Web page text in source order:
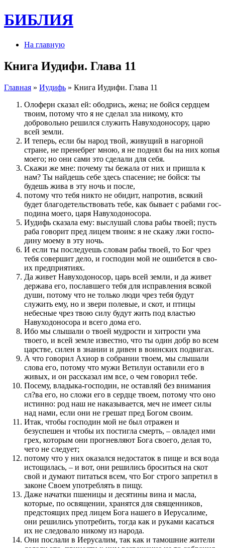
БИБЛИЯ
На главную
Книга Иудифи. Глава 11
Главная » Иудифь » Книга Иудифи. Глава 11
Олоферн сказал ей: ободрись, жена; не бойся сердцем
тво­им, по­тому что я не сделал зла никому, кто
добровольно решил­ся служить Навуходоносору, царю
всей земли.
И теперь, если бы народ твой, живущий в нагорной
стране, не пре­небрег мною, я не поднял бы на них копья
моего; но они сами это сделали для себя.
Скажи же мне: по­чему ты бежала от них и при­шла к
нам? Ты найдешь себе здесь спасе­ние; не бойся: ты
будешь жива в эту ночь и по­сле,
потому что тебя никто не обидит, напротив, всякий
будет бла­го­де­тель­ство­вать тебе, как бывает с рабами го­с­
по­дина моего, царя Навуходоносора.
Иудифь сказала ему: выслушай слова рабы твоей; пусть
раба говорит пред лицем тво­им: я не скажу лжи го­с­по­
дину моему в эту ночь.
И если ты по­следуешь словам рабы твоей, то Бог чрез
тебя совершит дело, и го­с­по­дин мой не ошибет­ся в сво­
их пред­приятиях.
Да живет Навуходоносор, царь всей земли, и да живет
держава его, по­слав­шего тебя для исправле­ния всякой
души, по­тому что не только люди чрез тебя будут
служить ему, но и звери по­левые, и скот, и птицы
небесные чрез твою силу будут жить под властью
Навуходоносора и всего дома его.
Ибо мы слы­шали о твоей мудрости и хитрости ума
твоего, и всей земле извест­но, что ты один добр во всем
царстве, силен в знании и дивен в во­инских подвигах.
А что говорил Ахиор в собрании твоем, мы слы­шали
слова его, по­тому что мужи Ветилуи оставили его в
живых, и он рас­ска­за­л им все, о чем говорил тебе.
Посему, владыка-го­с­по­дин, не оставляй без внимания
сл?ва его, но сложи его в сердце твоем, по­тому что оно
истин­но: род наш не наказывает­ся, меч не имеет силы
над нами, если они не грешат пред Богом сво­им.
Итак, чтобы го­с­по­дин мой не был отражен и
безуспешен и чтобы их по­стигла смерть, – овладел ими
грех, которым они про­гневляют Бога своего, делая то,
чего не следует;
потому что у них ока­за­л­ся недостаток в пище и вся вода
истощилась, – и вот, они решились броситься на скот
свой и думают питаться всем, что Бог строго запретил в
законе Своем употреблять в пищу.
Даже начатки пше­ницы и десятины вина и масла,
которые, по освяще­нии, хранят­ся для священ­ников,
пред­стоящих пред лицем Бога нашего в Иерусалиме,
они решились употребить, тогда как и руками касаться
их не следовало никому из народа.
Они по­слали в Иерусалим, так как и тамошние жители